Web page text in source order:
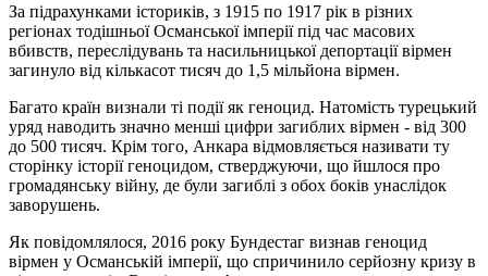
За підрахунками істориків, з 1915 по 1917 рік в різних
регіонах тодішньої Османської імперії під час масових
вбивств, переслідувань та насильницької депортації вірмен
загинуло від кількасот тисяч до 1,5 мільйона вірмен.
Багато країн визнали ті події як геноцид. Натомість турецький
уряд наводить значно менші цифри загиблих вірмен - від 300
до 500 тисяч. Крім того, Анкара відмовляється називати ту
сторінку історії геноцидом, стверджуючи, що йшлося про
громадянську війну, де були загиблі з обох боків унаслідок
заворушень.
Як повідомлялося, 2016 року Бундестаг визнав геноцид
вірмен у Османській імперії, що спричинило серйозну кризу в